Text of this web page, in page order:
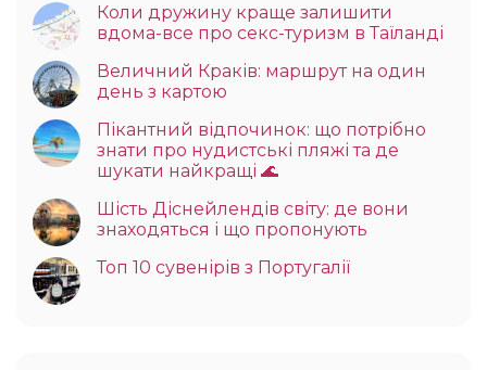
Коли дружину краще залишити
вдома-все про секс-туризм в Таїланді
Величний Краків: маршрут на один
день з картою
Пікантний відпочинок: що потрібно
знати про нудистські пляжі та де
шукати найкращі 🌊
Шість Діснейлендів світу: де вони
знаходяться і що пропонують
Топ 10 сувенірів з Португалії